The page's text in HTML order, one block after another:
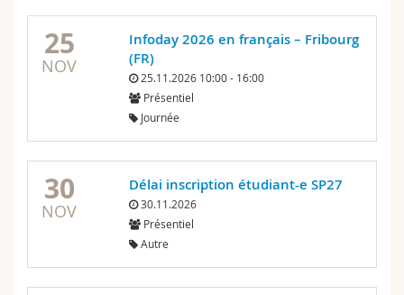
25
NOV
Infoday 2026 en français – Fribourg
(FR)
25.11.2026 10:00 - 16:00
Présentiel
Journée
30
NOV
Délai inscription étudiant-e SP27
30.11.2026
Présentiel
Autre